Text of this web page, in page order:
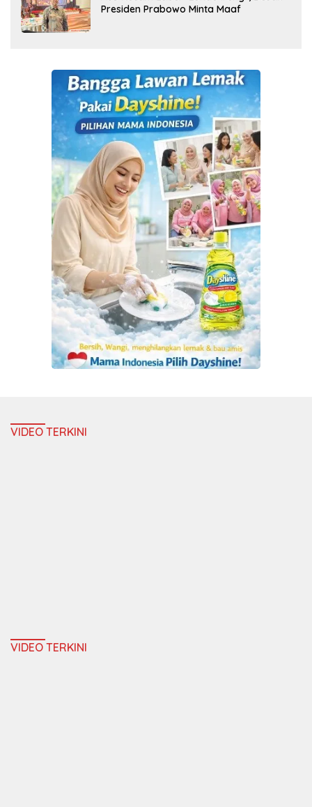
Presiden Prabowo Minta Maaf
VIDEO TERKINI
VIDEO TERKINI